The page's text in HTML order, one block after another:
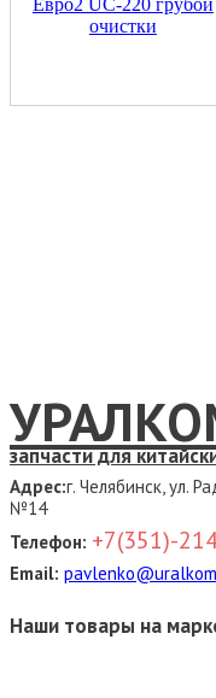
запчасти для
Адрес:г. Челябинск, ул.
№14
Телефон: +7(351)-
Email:
Наши товары на